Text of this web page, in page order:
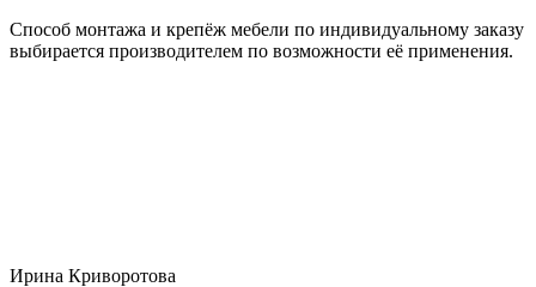
Способ монтажа и крепёж мебели по индивидуальному заказу
выбирается производителем по возможности её применения.
Ирина Криворотова